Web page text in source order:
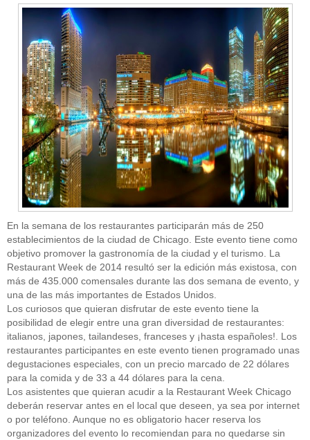
En la semana de los restaurantes participarán más de 250
establecimientos de la ciudad de Chicago. Este evento tiene como
objetivo promover la gastronomía de la ciudad y el turismo. La
Restaurant Week de 2014 resultó ser la edición más existosa, con
más de 435.000 comensales durante las dos semana de evento, y
una de las más importantes de Estados Unidos.
Los curiosos que quieran disfrutar de este evento tiene la
posibilidad de elegir entre una gran diversidad de restaurantes:
italianos, japones, tailandeses, franceses y ¡hasta españoles!. Los
restaurantes participantes en este evento tienen programado unas
degustaciones especiales, con un precio marcado de 22 dólares
para la comida y de 33 a 44 dólares para la cena.
Los asistentes que quieran acudir a la Restaurant Week Chicago
deberán reservar antes en el local que deseen, ya sea por internet
o por teléfono. Aunque no es obligatorio hacer reserva los
organizadores del evento lo recomiendan para no quedarse sin